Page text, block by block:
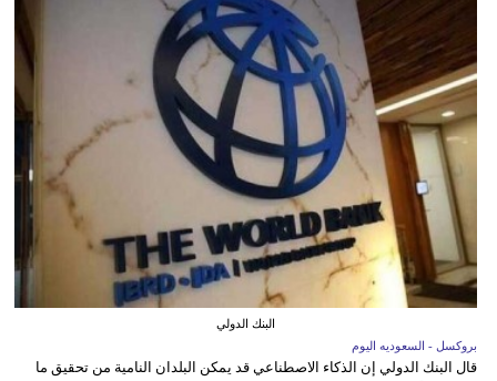
البنك الدولي
بروكسل - السعوديه اليوم
قال البنك الدولي إن الذكاء الاصطناعي قد يمكن البلدان النامية من تحقيق ما